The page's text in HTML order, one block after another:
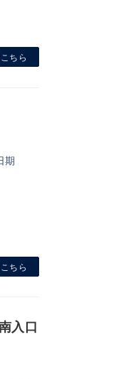
ちら
期
ちら
入口